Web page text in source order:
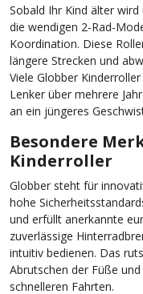
Sobald Ihr Kind älter
die wendigen 2-Rad-
Koordination. Diese
längere Strecken und
Viele Globber
Lenker über mehrere
an ein jüngeres
Besondere
Kinderroller
Globber steht für
hohe
und erfüllt anerkannte
zuverlässige
intuitiv bedienen. Das
Abrutschen der Füße
schnelleren Fahrten.